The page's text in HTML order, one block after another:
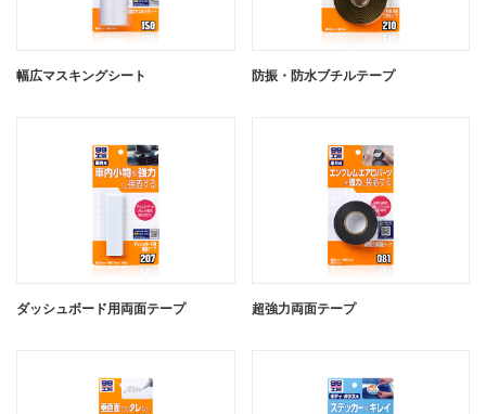
幅広マスキングシート 防振・防水ブチルテープ
ダッシュボード用両面テープ 超強力両面テープ